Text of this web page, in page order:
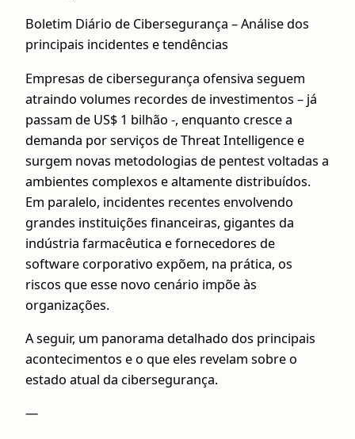
Boletim Diário de Cibersegurança – Análise dos
principais incidentes e tendências
Empresas de cibersegurança ofensiva seguem
atraindo volumes recordes de investimentos – já
passam de US$ 1 bilhão -, enquanto cresce a
demanda por serviços de Threat Intelligence e
surgem novas metodologias de pentest voltadas a
ambientes complexos e altamente distribuídos.
Em paralelo, incidentes recentes envolvendo
grandes instituições financeiras, gigantes da
indústria farmacêutica e fornecedores de
software corporativo expõem, na prática, os
riscos que esse novo cenário impõe às
organizações.
A seguir, um panorama detalhado dos principais
acontecimentos e o que eles revelam sobre o
estado atual da cibersegurança.
—